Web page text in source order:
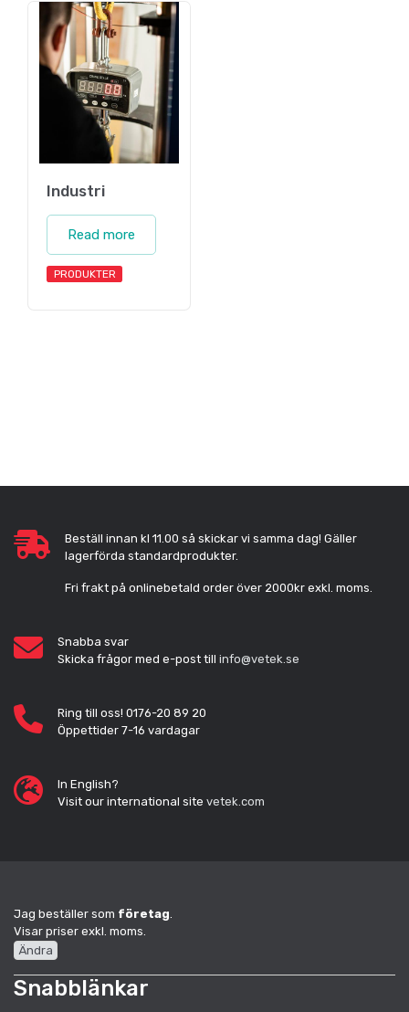
Industri
Read more
PRODUKTER
Beställ innan kl 11.00 så skickar vi samma dag! Gäller
lagerförda standardprodukter.
Fri frakt på onlinebetald order över 2000kr exkl. moms.
Snabba svar
Skicka frågor med e-post till info@vetek.se
Ring till oss! 0176-20 89 20
Öppettider 7-16 vardagar
In English?
Visit our international site vetek.com
Jag beställer som företag.
Visar priser exkl. moms.
Ändra
Snabblänkar